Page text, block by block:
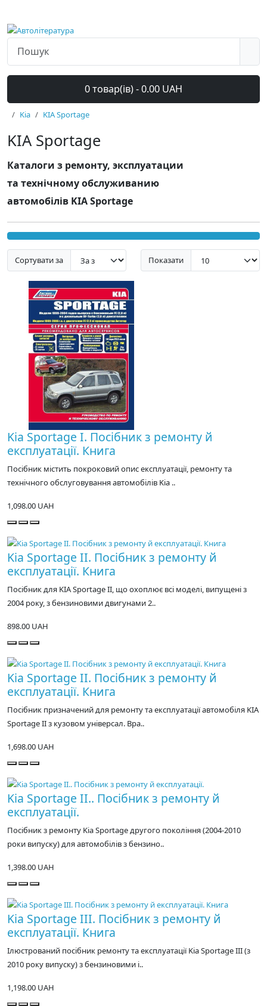
0 товар(ів) - 0.00 UAH
Kia KIA Sportage
KIA Sportage
Каталоги з ремонту, эксплуатации
та технічному обслуживанию
автомобілів KIA Sportage
Сортувати за Показати
Kia Sportage I. Посібник з ремонту й
експлуатації. Книга
Посібник містить покроковий опис експлуатації, ремонту та
технічного обслуговування автомобілів Kia ..
1,098.00 UAH
Kia Sportage II. Посібник з ремонту й
експлуатації. Книга
Посібник для KIA Sportage II, що охоплює всі моделі, випущені з
2004 року, з бензиновими двигунами 2..
898.00 UAH
Kia Sportage II. Посібник з ремонту й
експлуатації. Книга
Посібник призначений для ремонту та експлуатації автомобіля KIA
Sportage II з кузовом універсал. Вра..
1,698.00 UAH
Kia Sportage II.. Посібник з ремонту й
експлуатації.
Посібник з ремонту Kia Sportage другого покоління (2004-2010
роки випуску) для автомобілів з бензино..
1,398.00 UAH
Kia Sportage III. Посібник з ремонту й
експлуатації. Книга
Ілюстрований посібник ремонту та експлуатації Kia Sportage III (з
2010 року випуску) з бензиновими і..
1,198.00 UAH